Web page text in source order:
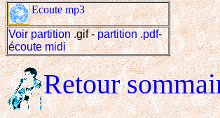
Ecoute mp3
Voir partition.gif -partition .pdf-
écoute midi
Retour